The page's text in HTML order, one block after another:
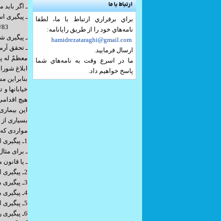
ارتباط با ما
براي برقراري ارتباط با ما، لطفا
نامه‌هاي خود را از طريق رايانامه:
hamidrezataraghi@gmail.com
ارسال فرماييد.
ما در اسرع وقت به نامه‌هاي شما
پاسخ خواهيم داد.
ـ اگر باید
ـ پیگیری
ـ پیگیری
ـ تحقق
ابلاغ
هیچ
این
بسیاری
مواردی که
1ـ پیگیری اجرای قوانین مصوب مجلس توسط دولت.
ـ برای مثال عدم
ـ یا
2ـ پیگیری اجرای رهنمودهای مقام معظم رهبری به دستگاههای اجرائی در دیدار با هیئت دوات و کارگزاران نظام.
3ـ پیگیری مصوبات شورای عالی انقلاب فرهنگی
4ـ پیگیری مصوبات شورای عالی مجازی
5ـ پیگیری اجرای سیاستهای کلی ابلاغی نظام در زمینه های مختلف
6ـ